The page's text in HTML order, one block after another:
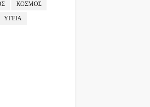
ΚΟΣΜΟΣ
ΥΓΕΙΑ